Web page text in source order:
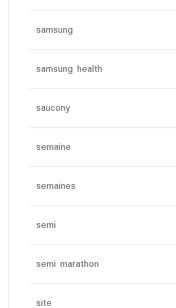
samsung
samsung health
saucony
semaine
semaines
semi
semi marathon
site